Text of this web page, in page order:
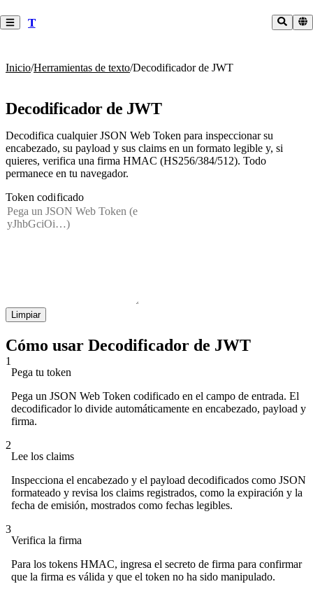
T
Inicio/Herramientas de texto/Decodificador de JWT
Decodificador de JWT
Decodifica cualquier JSON Web Token para inspeccionar su
encabezado, su payload y sus claims en un formato legible y, si
quieres, verifica una firma HMAC (HS256/384/512). Todo
permanece en tu navegador.
Token codificado
Limpiar
Cómo usar Decodificador de JWT
1
Pega tu token
Pega un JSON Web Token codificado en el campo de entrada. El
decodificador lo divide automáticamente en encabezado, payload y
firma.
2
Lee los claims
Inspecciona el encabezado y el payload decodificados como JSON
formateado y revisa los claims registrados, como la expiración y la
fecha de emisión, mostrados como fechas legibles.
3
Verifica la firma
Para los tokens HMAC, ingresa el secreto de firma para confirmar
que la firma es válida y que el token no ha sido manipulado.